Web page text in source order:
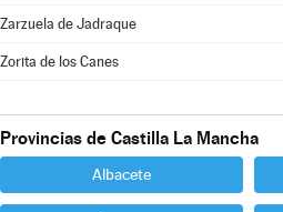
Zarzuela de Jadraque
Zorita de los Canes
Provincias de Castilla La Mancha
Albacete